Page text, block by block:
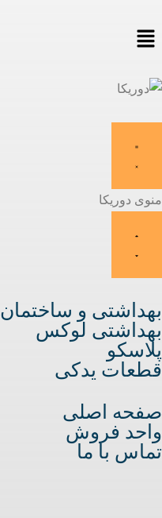
منوی دوریکا
بهداشتی و ساختمان
بهداشتی لوکس
پلاسکو
قطعات یدکی
صفحه اصلی
واحد فروش
تماس با ما